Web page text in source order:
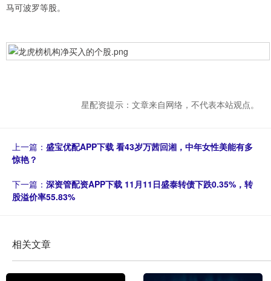
马可波罗等股。
星配资提示：文章来自网络，不代表本站观点。
上一篇： 盛宝优配APP下载 看43岁万茜回湘，中年女性美能有多
惊艳？
下一篇： 深资管配资APP下载 11月11日盛泰转债下跌0.35%，转
股溢价率55.83%
相关文章